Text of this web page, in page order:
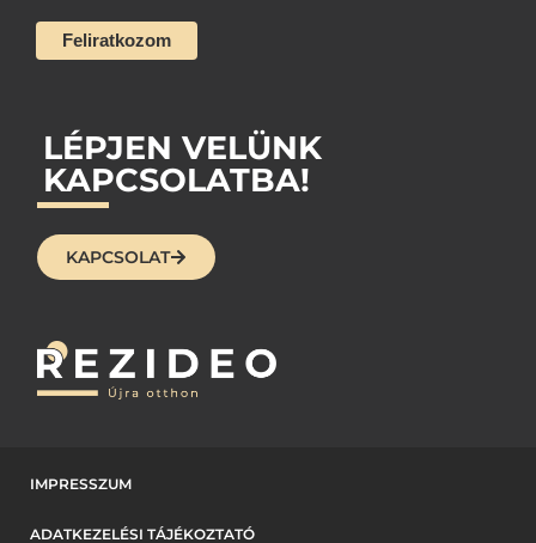
LÉPJEN VELÜNK
KAPCSOLATBA!
KAPCSOLAT
IMPRESSZUM
ADATKEZELÉSI TÁJÉKOZTATÓ